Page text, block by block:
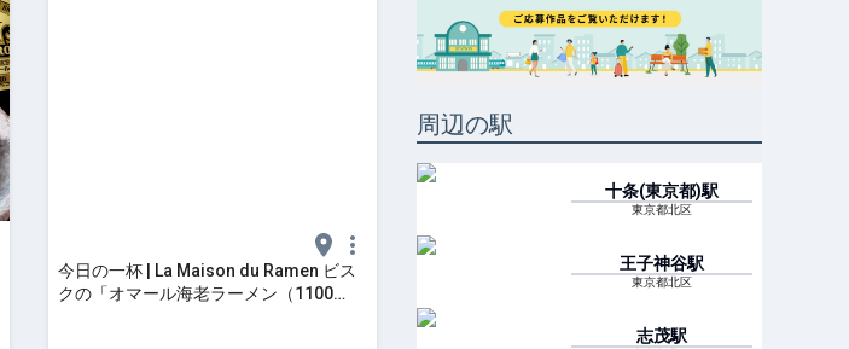
今日の一杯 | La Maison du Ramen ビス
クの「オマール海老ラーメン（1100
周辺の駅
十条(東京都)駅
東京都北区
王子神谷駅
東京都北区
志茂駅